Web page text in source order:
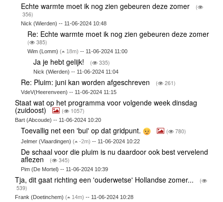
Echte warmte moet ik nog zien gebeuren deze zomer
(
356)
Nick (Wierden) -- 11-06-2024 10:48
Re: Echte warmte moet ik nog zien gebeuren deze zomer
( 385)
Wim (Lomm) ( 18m) -- 11-06-2024 11:00
Ja je hebt gelijk! ( 335)
Nick (Wierden) -- 11-06-2024 11:04
Re: Pluim: juni kan worden afgeschreven ( 261)
VdeV(Heerenveen) -- 11-06-2024 11:15
Staat wat op het programma voor volgende week dinsdag
(zuidoost) ( 1057)
Bart (Abcoude) -- 11-06-2024 10:20
Toevallig net een 'bui' op dat gridpunt. ( 780)
Jelmer (Vlaardingen)( -2m) -- 11-06-2024 10:22
De schaal voor die pluim is nu daardoor ook best vervelend
aflezen ( 345)
Pim (De Mortel) -- 11-06-2024 10:39
Tja, dit gaat richting een 'ouderwetse' Hollandse zomer...
(
539)
Frank (Doetinchem) ( 14m) -- 11-06-2024 10:28